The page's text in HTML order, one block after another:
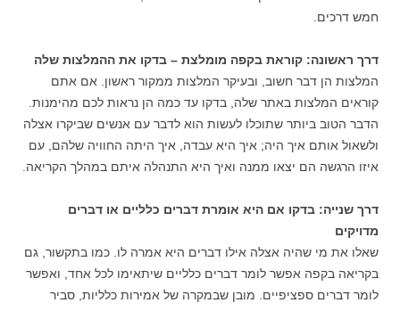
חמש דרכים.
דרך ראשונה: קוראת בקפה מומלצת – בדקו את ההמלצות שלה
המלצות הן דבר חשוב, ובעיקר המלצות ממקור ראשון. אם אתם
קוראים המלצות באתר שלה, בדקו עד כמה הן נראות לכם מהימנות.
הדבר הטוב ביותר שתוכלו לעשות הוא לדבר עם אנשים שביקרו אצלה
ולשאול אותם איך היה; איך היא עבדה, איך היתה החוויה שלהם, עם
איזו הרגשה הם יצאו ממנה ואיך היא התנהלה איתם במהלך הקריאה.
דרך שנייה: בדקו אם היא אומרת דברים כלליים או דברים
מדויקים
שאלו את מי שהיה אצלה אילו דברים היא אמרה לו. כמו בתקשור, גם
בקריאה בקפה אפשר לומר דברים כלליים שיתאימו לכל אחד, ואפשר
לומר דברים ספציפיים. מובן שבמקרה של אמירות כלליות, סביר